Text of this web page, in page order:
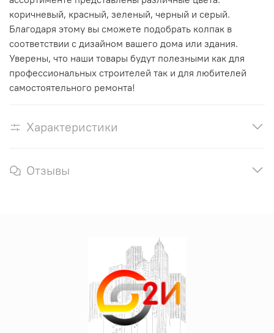
коричневый, красный, зеленый, черный и серый.
Благодаря этому вы сможете подобрать колпак в
соответствии с дизайном вашего дома или здания.
Уверены, что наши товары будут полезными как для
профессиональных строителей так и для любителей
самостоятельного ремонта!
Характеристики
Отзывы